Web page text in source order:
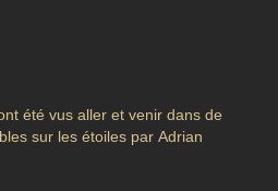
été vus aller et venir dans de
sur les étoiles par Adrian